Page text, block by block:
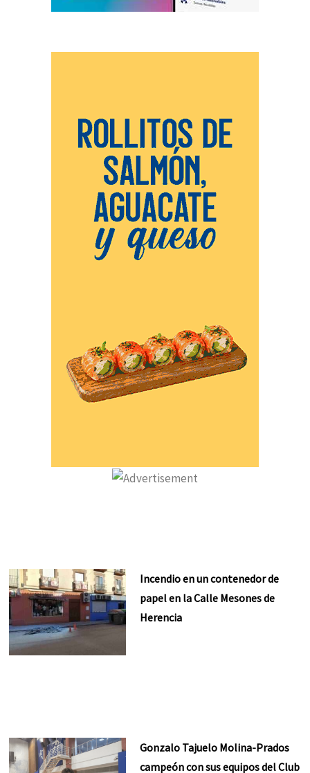
Incendio en un contenedor de
papel en la Calle Mesones de
Herencia
Gonzalo Tajuelo Molina-Prados
campeón con sus equipos del Club